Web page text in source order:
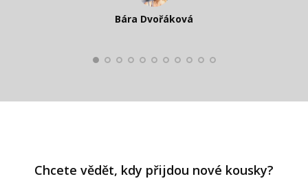
Bára Dvořáková
Kateřina Veleta Štěpánová
Smolková
Chcete vědět, kdy přijdou nové kousky?